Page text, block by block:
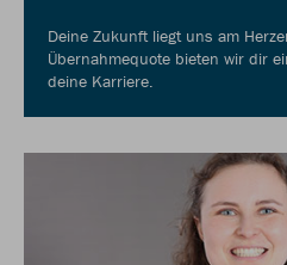
Deine Zukunft liegt uns am
Übernahmequote bieten wir dir
deine Karriere.